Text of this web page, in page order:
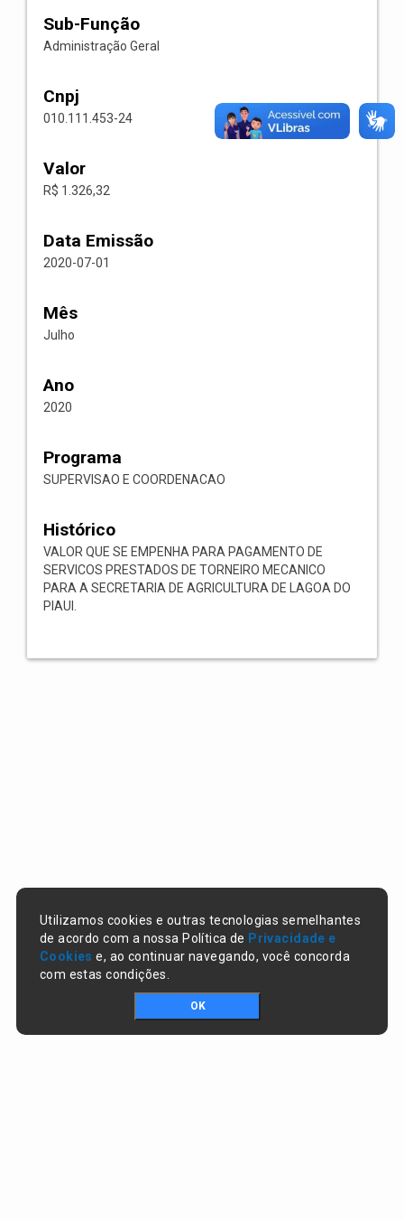
Sub-Função
Administração Geral
Cnpj
010.111.453-24
Valor
R$ 1.326,32
Data Emissão
2020-07-01
Mês
Julho
Ano
2020
Programa
SUPERVISAO E COORDENACAO
Histórico
VALOR QUE SE EMPENHA PARA PAGAMENTO DE
SERVICOS PRESTADOS DE TORNEIRO MECANICO
PARA A SECRETARIA DE AGRICULTURA DE LAGOA DO
PIAUI.
Utilizamos cookies e outras tecnologias semelhantes
de acordo com a nossa Política de Privacidade e
Cookies e, ao continuar navegando, você concorda
com estas condições.
OK